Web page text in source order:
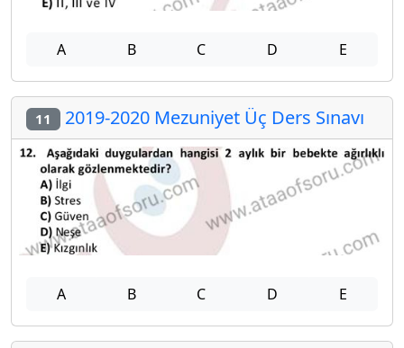
A B C D E
11 2019-2020 Mezuniyet Üç Ders Sınavı
A B C D E